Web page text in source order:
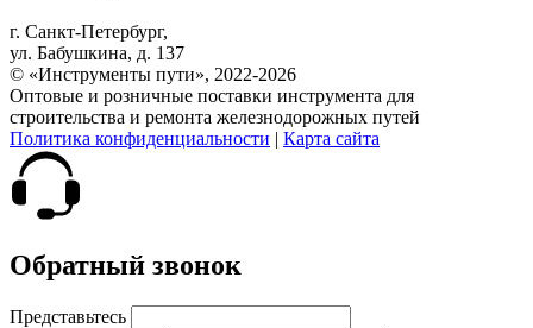
г. Санкт-Петербург,
ул. Бабушкина, д. 137
© «Инструменты пути», 2022-2026
Оптовые и розничные поставки инструмента для
строительства и ремонта железнодорожных путей
Политика конфиденциальности | Карта сайта
Обратный звонок
Представьтесь